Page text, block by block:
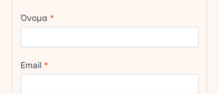
Όνομα *
Email *